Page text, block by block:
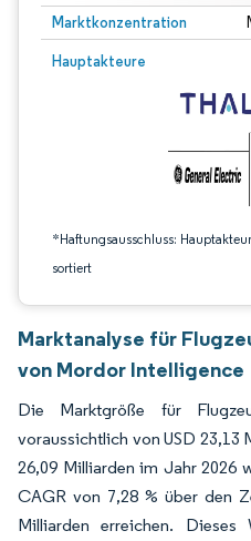
Marktkonzentration
Hauptakteure
*Haftungsausschluss:
sortiert
Bild © Mordor Intelligence.
Marktanalyse für
von Mordor Intelligence
Die Marktgröße für
voraussichtlich von USD 23,13
26,09 Milliarden im Jahr 2026
CAGR von 7,28 % über den
Milliarden erreichen. Dieses